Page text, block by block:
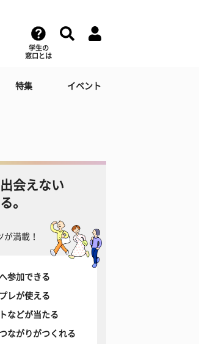
学生の
窓口とは
特集 イベント
会えない
。
満載！
参加できる
レが使える
などが当たる
ながりがつくれる